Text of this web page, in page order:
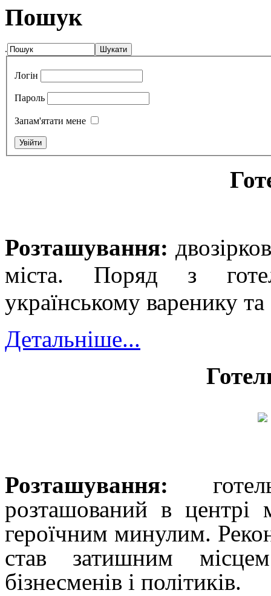
Пошук
.
Логін
Пароль
Запам'ятати мене
Розташування: д
міста. Поряд з
українському варенику
Детальніше...
Розташування:
розташований в центрі
героїчним минулим.
став затишним
бізнесменів і політиків.